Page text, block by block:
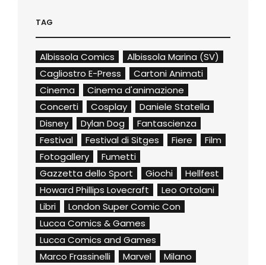
TAG
Albissola Comics
Albissola Marina (SV)
Cagliostro E-Press
Cartoni Animati
Cinema
Cinema d'animazione
Concerti
Cosplay
Daniele Statella
Disney
Dylan Dog
Fantascienza
Festival
Festival di Sitges Fiere
Film
Fotogallery
Fumetti
Gazzetta dello Sport
Giochi
Hellfest
Howard Phillips Lovecraft
Leo Ortolani
Libri
London Super Comic Con
Lucca Comics & Games
Lucca Comics and Games
Marco Frassinelli
Marvel
Milano